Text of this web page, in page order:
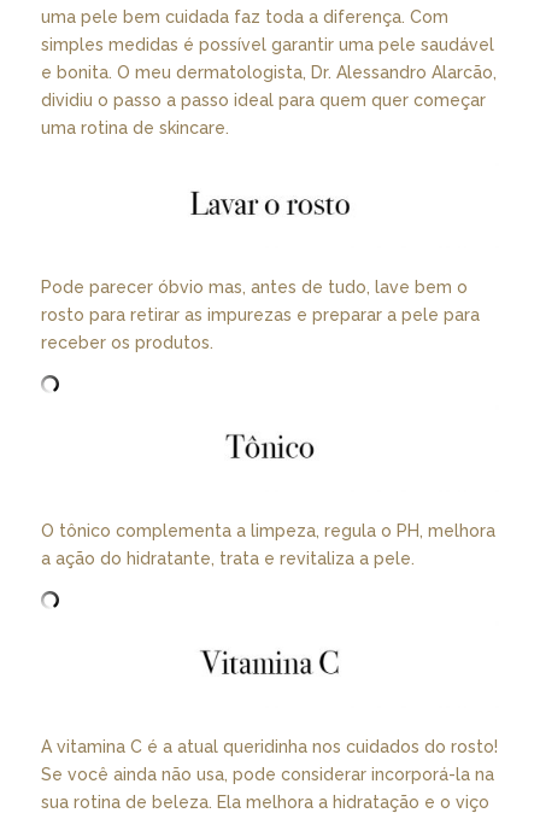
uma pele bem cuidada faz toda a diferença. Com
simples medidas é possível garantir uma pele saudável
e bonita. O meu dermatologista, Dr. Alessandro Alarcão,
dividiu o passo a passo ideal para quem quer começar
uma rotina de skincare.
Pode parecer óbvio mas, antes de tudo, lave bem o
rosto para retirar as impurezas e preparar a pele para
receber os produtos.
O tônico complementa a limpeza, regula o PH, melhora
a ação do hidratante, trata e revitaliza a pele.
A vitamina C é a atual queridinha nos cuidados do rosto!
Se você ainda não usa, pode considerar incorporá-la na
sua rotina de beleza. Ela melhora a hidratação e o viço